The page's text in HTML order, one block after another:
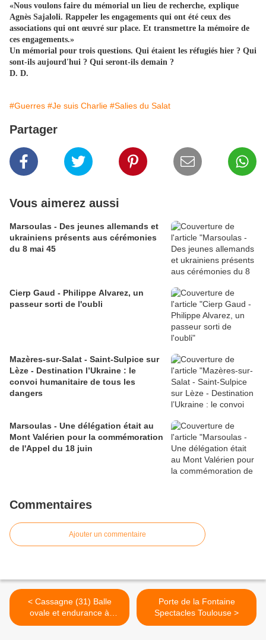
«Nous voulons faire du mémorial un lieu de recherche, explique
Agnès Sajaloli. Rappeler les engagements qui ont été ceux des
associations qui ont œuvré sur place. Et transmettre la mémoire de
ces engagements.»
Un mémorial pour trois questions. Qui étaient les réfugiés hier ? Qui
sont-ils aujourd'hui ? Qui seront-ils demain ?
D. D.
#Guerres #Je suis Charlie #Salies du Salat
Partager
Vous aimerez aussi
Marsoulas - Des jeunes allemands et
ukrainiens présents aus cérémonies
du 8 mai 45
Cierp Gaud - Philippe Alvarez, un
passeur sorti de l'oubli
Mazères-sur-Salat - Saint-Sulpice sur
Lèze - Destination l’Ukraine : le
convoi humanitaire de tous les
dangers
Marsoulas - Une délégation était au
Mont Valérien pour la commémoration
de l'Appel du 18 juin
Commentaires
Ajouter un commentaire
< Cassagne (31) Balle
ovale et endurance à
Bouque de Lens
Porte de la Fontaine
Spectacles Toulouse >